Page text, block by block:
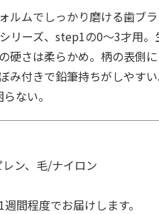
ルムでしっかり磨ける歯ブ
リーズ、step1の0～3才用。
硬さは柔らかめ。柄の表側
み付きで鉛筆持ちがしやす
ない。
ン、毛/ナイロン
間程度でお届けします。